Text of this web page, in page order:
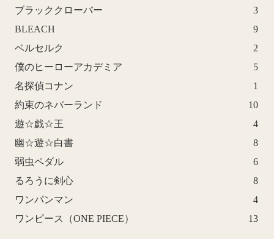
ブラッククローバー
3
BLEACH
9
ベルセルク
2
僕のヒーローアカデミア
5
名探偵コナン
1
約束のネバーランド
10
遊☆戯☆王
4
幽☆遊☆白書
8
弱虫ペダル
6
るろうに剣心
8
ワンパンマン
4
ワンピース（ONE PIECE）
13